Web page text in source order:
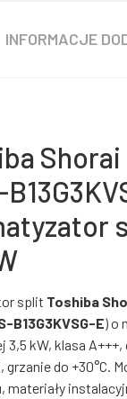
INFORMACJE
split Toshiba
B13G3KVSG-E) o
3,5 kW, klasa
grzanie do +30°C.
materiały